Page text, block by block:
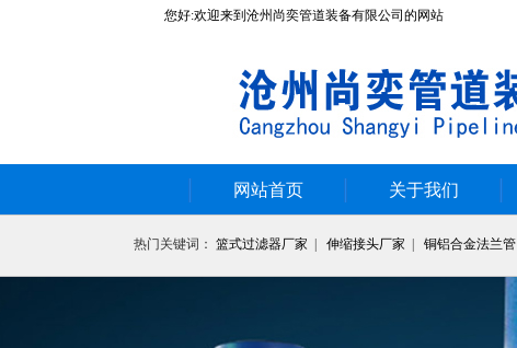
您好:欢迎来到沧州尚奕管道装备有限公司的网站
网站首页 关于我们
热门关键词： 篮式过滤器厂家 伸缩接头厂家 铜铝合金法兰管